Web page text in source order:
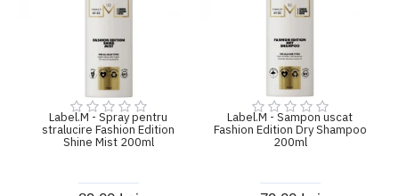
Label.M - Spray pentru
stralucire Fashion Edition
Shine Mist 200ml
Label.M - Sampon uscat
Fashion Edition Dry Shampoo
200ml